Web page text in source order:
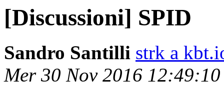
[Discussioni] SPID
Sandro Santilli strk a
Mer 30 Nov 2016